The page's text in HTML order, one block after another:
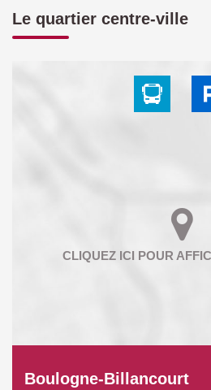
Le quartier centre-ville
Boulogne-Billancourt